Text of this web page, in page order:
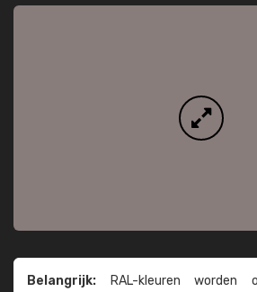
Belangrijk: RAL-kleuren worden